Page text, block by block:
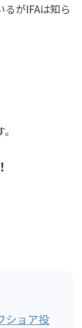
るがIFAは知ら
ショア投